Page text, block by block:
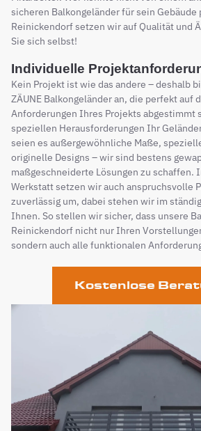
sicheren Balkongeländer für sein
Reinickendorf setzen wir auf Qualität und
Sie sich selbst!
Individuelle
Kein Projekt ist wie das andere – deshalb
ZÄUNE Balkongeländer an, die perfekt auf
Anforderungen Ihres Projekts abgestimmt
speziellen Herausforderungen Ihr
seien es außergewöhnliche Maße,
originelle Designs – wir sind bestens
maßgeschneiderte Lösungen zu schaffen.
Werkstatt setzen wir auch anspruchsvolle
zuverlässig um, dabei stehen wir im
Ihnen. So stellen wir sicher, dass unsere
Reinickendorf nicht nur Ihren
sondern auch alle funktionalen
Kostenlose